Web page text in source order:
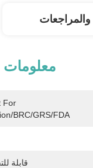
والمراجعات
For
BRC/GRS/FDA
قابلة